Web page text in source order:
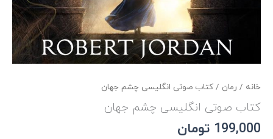
خانه / رمان / کتاب صوتی انگلیسی چشم جهان
کتاب صوتی انگلیسی چشم جهان
199,000 تومان